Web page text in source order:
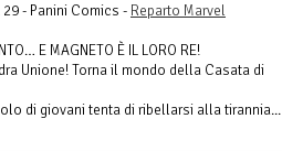
29 - Panini Comics - Reparto Marvel
E MAGNETO È IL LORO RE!
Unione! Torna il mondo della Casata di
di giovani tenta di ribellarsi alla tirannia...